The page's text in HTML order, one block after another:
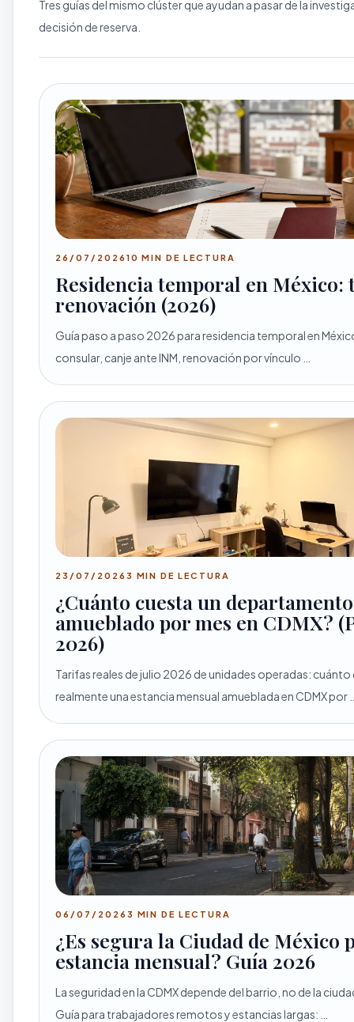
Tres guías del mismo clúster que ayudan a pasar de la
decisión de reserva.
26/07/202610 MIN DE LECTURA
Residencia temporal en
renovación (2026)
Guía paso a paso 2026 para residencia temporal en
consular, canje ante INM, renovación por vínculo …
23/07/20263 MIN DE LECTURA
¿Cuánto cuesta un departamento
amueblado por mes en CDMX?
2026)
Tarifas reales de julio 2026 de unidades operadas:
realmente una estancia mensual amueblada en CDMX por
06/07/20263 MIN DE LECTURA
¿Es segura la Ciudad de México
estancia mensual? Guía 2026
La seguridad en la CDMX depende del barrio, no de la
Guía para trabajadores remotos y estancias largas: …